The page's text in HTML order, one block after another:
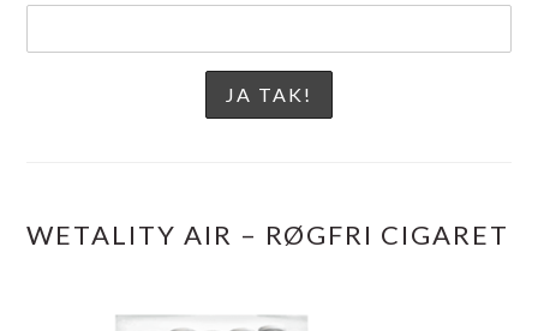
WETALITY AIR – RØGFRI CIGARET